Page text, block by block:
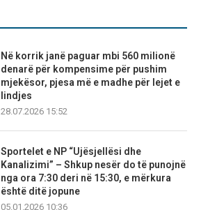
Në korrik janë paguar mbi 560 milionë
denarë për kompensime për pushim
mjekësor, pjesa më e madhe për lejet e
lindjes
28.07.2026 15:52
Sportelet e NP “Ujësjellësi dhe
Kanalizimi” – Shkup nesër do të punojnë
nga ora 7:30 deri në 15:30, e mërkura
është ditë jopune
05.01.2026 10:36